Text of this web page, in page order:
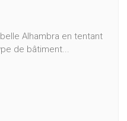
Alhambra en tentant
de bâtiment...